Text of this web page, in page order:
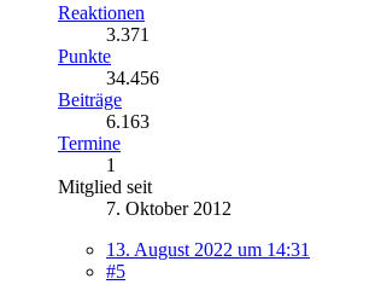
Reaktionen
3.371
Punkte
34.456
Beiträge
6.163
Termine
1
Mitglied seit
7. Oktober 2012
13. August 2022 um 14:31
#5